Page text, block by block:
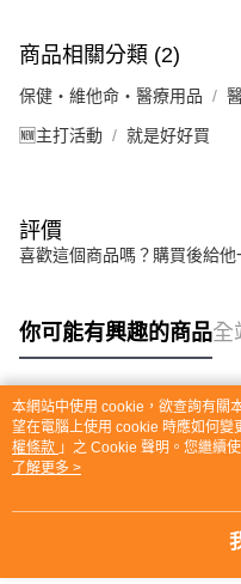
商品相關分類 (2)
保健・維他命・醫療用品
🆕主打活動 就是好好買
評價
喜歡這個商品嗎？購買後給他
你可能有興趣的商品全
熱門標籤
本網站中使用 cookie，欲查詢有關
望在電腦上使用 cookie 時應如何變
權條款 」之 Cookie 聲明。您繼續
用條款之 Cookie 聲明使用 cookie。
了解更多 >